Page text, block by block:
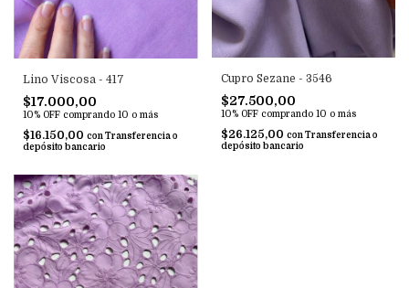
Lino Viscosa - 417
$17.000,00
10% OFF comprando 10 o más
$16.150,00 con Transferencia o
depósito bancario
Cupro Sezane - 3546
$27.500,00
10% OFF comprando 10 o más
$26.125,00 con Transferencia o
depósito bancario